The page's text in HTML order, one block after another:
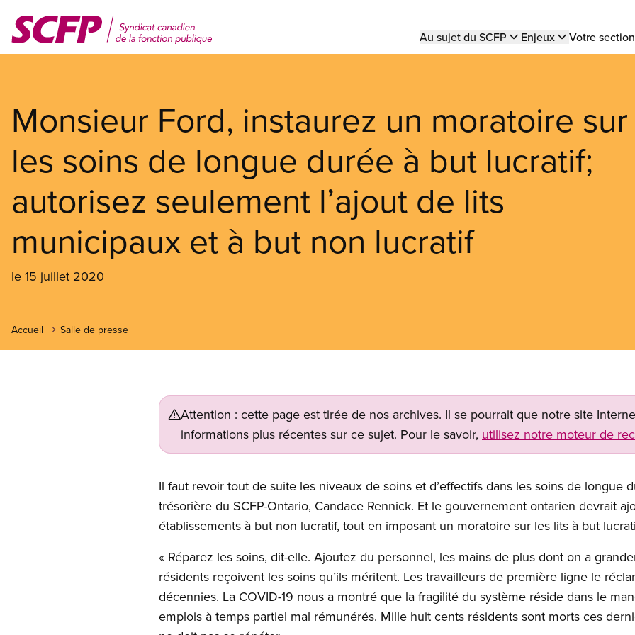
contenu
Main
Au sujet du SCFP Enjeux Votre
Monsieur Ford, instaurez un moratoire sur
les soins de longue durée à but lucratif;
autorisez seulement l’ajout de lits
municipaux et à but non lucratif
le 15 juillet 2020
Accueil Salle de presse
Attention : cette page est tirée de nos archives. Il se pourrait que notre site
informations plus récentes sur ce sujet. Pour le savoir, utilisez notre moteur de
Il faut revoir tout de suite les niveaux de soins et d’effectifs dans les soins de longue
trésorière du SCFP-Ontario, Candace Rennick. Et le gouvernement ontarien devrait
établissements à but non lucratif, tout en imposant un moratoire sur les lits à but
« Réparez les soins, dit-elle. Ajoutez du personnel, les mains de plus dont on a
résidents reçoivent les soins qu’ils méritent. Les travailleurs de première ligne le
décennies. La COVID-19 nous a montré que la fragilité du système réside dans le
emplois à temps partiel mal rémunérés. Mille huit cents résidents sont morts ces